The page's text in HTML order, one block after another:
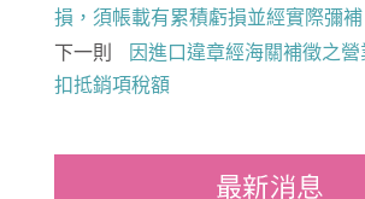
損，須帳載有累積虧損並經實際彌補
下一則
因進口違章經海關補徵之
扣抵銷項稅額